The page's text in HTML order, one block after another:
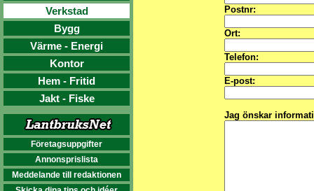
Verkstad
Bygg
Värme - Energi
Kontor
Hem - Fritid
Jakt - Fiske
Företagsuppgifter
Annonsprislista
Meddelande till redaktionen
Postnr:
Ort:
Telefon:
E-post:
Jag önskar